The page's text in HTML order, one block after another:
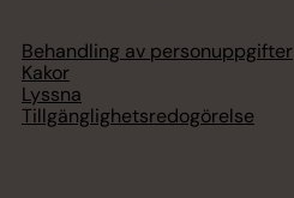
Behandling av personuppgifter
Kakor
Lyssna
Tillgänglighetsredogörelse